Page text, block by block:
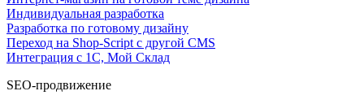
Индивидуальная разработка
Разработка по готовому дизайну
Переход на Shop-Script с другой CMS
Интеграция с 1С, Мой Склад
SEO-продвижение